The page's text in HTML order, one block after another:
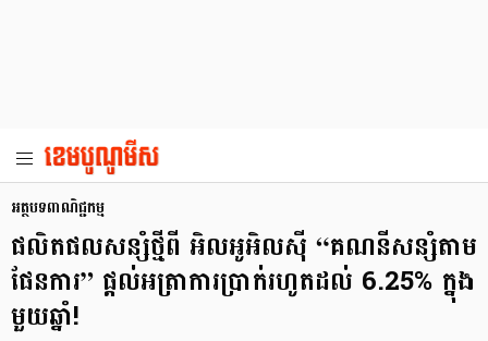
អត្ថបទពាណិជ្ជកម្ម
ផលិតផលសន្សំថ្មីពី អិលអូអិលស៊ី “គណនីសន្សំតាម
ផែនការ” ផ្តល់អត្រាការប្រាក់រហូតដល់ 6.25% ក្នុង
មួយឆ្នាំ!